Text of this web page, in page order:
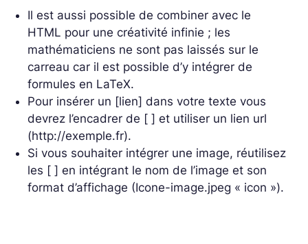
Il est aussi possible de combiner avec le
HTML pour une créativité infinie ; les
mathématiciens ne sont pas laissés sur le
carreau car il est possible d’y intégrer de
formules en LaTeX.
Pour insérer un [lien] dans votre texte vous
devrez l’encadrer de [ ] et utiliser un lien url
(http://exemple.fr).
Si vous souhaiter intégrer une image, réutilisez
les [ ] en intégrant le nom de l’image et son
format d’affichage (Icone-image.jpeg « icon »).